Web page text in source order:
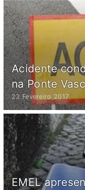
Acidente
na Ponte
23 Fevereiro 2017
EMEL